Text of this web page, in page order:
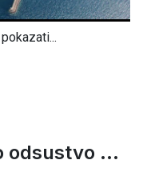
odsustvo ...